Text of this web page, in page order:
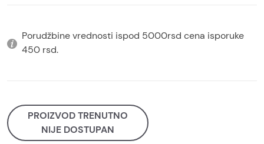
Porudžbine vrednosti ispod 5000rsd cena isporuke
450 rsd.
PROIZVOD TRENUTNO
NIJE DOSTUPAN